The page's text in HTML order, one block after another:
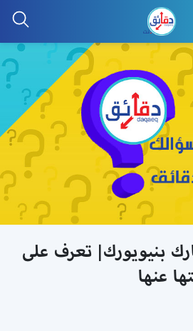
بنيويورك| تعرف على
عنها